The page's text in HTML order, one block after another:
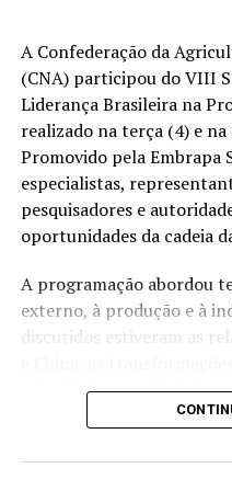
recall.
O surto está ligado a
México, com 345 casos
americanos e 36
sanitárias mantêm a
produto e possíveis
O postSurto de salmonela
jalapeño do México
A Confederação da
(CNA) participou do VIII
Liderança Brasileira na
realizado na terça (4) e
Promovido pela Embrapa
especialistas,
pesquisadores e
oportunidades da cadeia
A programação abordou
externo, à produção e à
discutidos estiveram as
estratégias para
O seminário também